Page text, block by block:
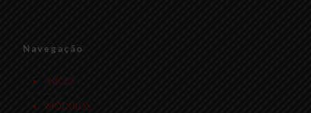
Navegação
INÍCIO
MÓDULOS